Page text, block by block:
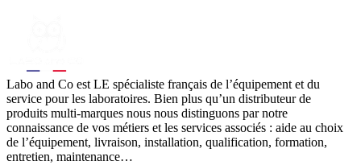
Labo and Co est LE spécialiste français de l’équipement et du
service pour les laboratoires. Bien plus qu’un distributeur de
produits multi-marques nous nous distinguons par notre
connaissance de vos métiers et les services associés : aide au choix
de l’équipement, livraison, installation, qualification, formation,
entretien, maintenance…